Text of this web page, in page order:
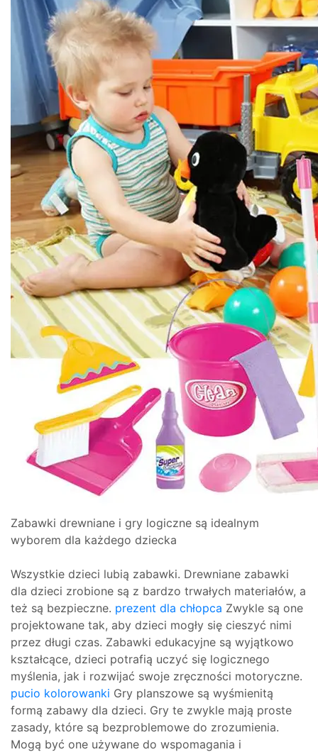
Zabawki drewniane i gry logiczne są idealnym
wyborem dla każdego dziecka
Wszystkie dzieci lubią zabawki. Drewniane zabawki
dla dzieci zrobione są z bardzo trwałych materiałów, a
też są bezpieczne. prezent dla chłopca Zwykle są one
projektowane tak, aby dzieci mogły się cieszyć nimi
przez długi czas. Zabawki edukacyjne są wyjątkowo
kształcące, dzieci potrafią uczyć się logicznego
myślenia, jak i rozwijać swoje zręczności motoryczne.
pucio kolorowanki Gry planszowe są wyśmienitą
formą zabawy dla dzieci. Gry te zwykle mają proste
zasady, które są bezproblemowe do zrozumienia.
Mogą być one używane do wspomagania i